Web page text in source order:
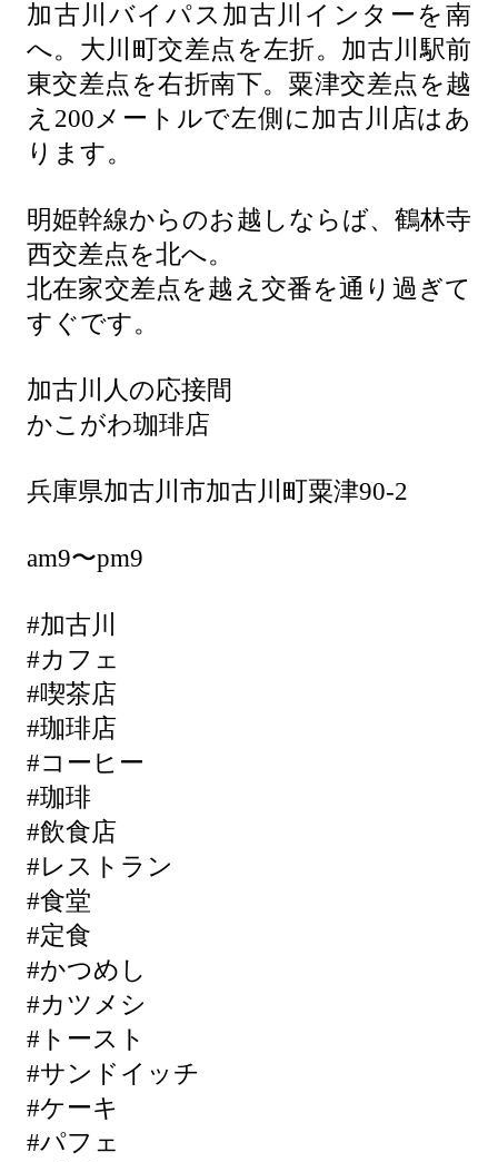
加古川バイパス加古川インターを南
へ。大川町交差点を左折。加古川駅前
東交差点を右折南下。粟津交差点を越
え200メートルで左側に加古川店はあ
ります。
明姫幹線からのお越しならば、鶴林寺
西交差点を北へ。
北在家交差点を越え交番を通り過ぎて
すぐです。
加古川人の応接間
かこがわ珈琲店
兵庫県加古川市加古川町粟津90-2
am9〜pm9
#加古川
#カフェ
#喫茶店
#珈琲店
#コーヒー
#珈琲
#飲食店
#レストラン
#食堂
#定食
#かつめし
#カツメシ
#トースト
#サンドイッチ
#ケーキ
#パフェ